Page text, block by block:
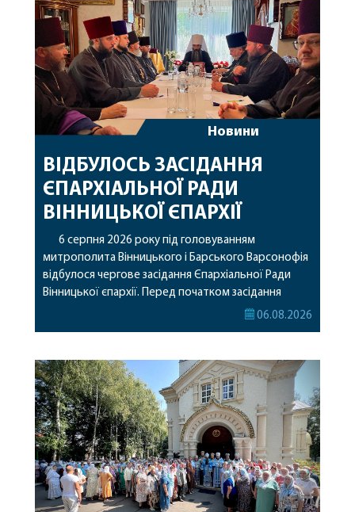
Новини
ВІДБУЛОСЬ ЗАСІДАННЯ
ЄПАРХІАЛЬНОЇ РАДИ
ВІННИЦЬКОЇ ЄПАРХІЇ
6 серпня 2026 року під головуванням
митрополита Вінницького і Барського Варсонофія
відбулося чергове засідання Єпархіальної Ради
Вінницької єпархії. Перед початком засідання
секретар Єпархіальної Ради від імені членів Ради
побажавши йому міцного здоров’я, Божої
допомоги, миру, духовної радості та
благословенних успіхів у подальшому
архіпастирському служінні. […]
06.08.2026